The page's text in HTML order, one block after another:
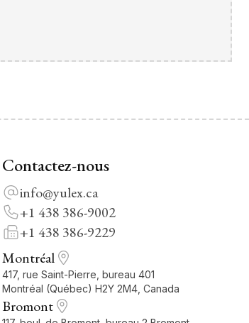
Contactez-nous
info@yulex.ca
+1 438 386-9002
+1 438 386-9229
Montréal
417, rue Saint-Pierre, bureau 401
Montréal (Québec) H2Y 2M4, Canada
Bromont